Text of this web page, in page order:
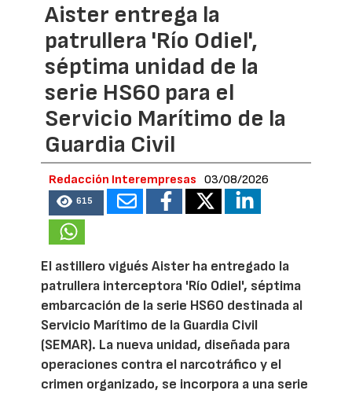
Aister entrega la
patrullera 'Río Odiel',
séptima unidad de la
serie HS60 para el
Servicio Marítimo de la
Guardia Civil
Redacción Interempresas 03/08/2026
615
El astillero vigués Aister ha entregado la
patrullera interceptora 'Río Odiel', séptima
embarcación de la serie HS60 destinada al
Servicio Marítimo de la Guardia Civil
(SEMAR). La nueva unidad, diseñada para
operaciones contra el narcotráfico y el
crimen organizado, se incorpora a una serie